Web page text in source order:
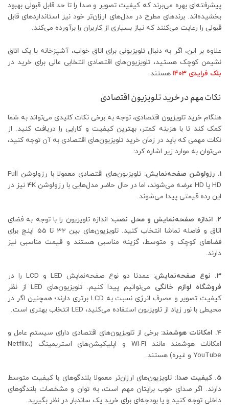
پیشرفته‌ای بهره می‌برند که کیفیت تصویر و صدا را تا حد قابل قبولی بهبود
بخشیده‌اند. برندهای مطرح در مدل‌های ارزان‌تر خود نیز استانداردهای قابل
قبولی را رعایت می‌کنند که نیاز بسیاری از کاربران را برآورده می‌کند.
علاوه بر این، اگر به دنبال تلویزیونی برای اتاق خواب، آشپزخانه یا یک اتاق
نشیمن کوچک هستید، تلویزیون‌های اقتصادی انتخابی عالی برای خرید در
بلک فرایدی ۱۴۰۳
هستند.
نکات مهم در خرید تلویزیون اقتصادی
هنگام خرید تلویزیون اقتصادی، توجه به برخی نکات کلیدی می‌تواند به شما
کمک کند تا با هزینه کمتر، بهترین کیفیت و کارایی را دریافت کنید. از
نکات مهمی که باید در زمان خرید تلویزیون‌های اقتصادی به آن توجه کنید،
می‌توان به موارد زیر اشاره کرد:
1. رزولوشن صفحه‌نمایش:
تلویزیون‌های اقتصادی معمولا با رزولوشن Full
HD یا HD عرضه می‌شوند، اما در حال حاضر مدل‌هایی با رزولوشن 4K نیز در
این رده قیمتی پیدا می‌شوند.
2. اندازه صفحه‌نمایش و محل نصب:
اندازه تلویزیون را با توجه به فضای
اتاق و فاصله تماشا انتخاب کنید. تلویزیون‌های بین 32 تا 55 اینچ برای
فضاهای کوچک و متوسط، گزینه مناسبی هستند و قیمت مناسبی نیز
دارند.
3. نوع صفحه‌نمایش:
عمدتا دو نوع صفحه‌نمایش LED و LCD را در
فروشگاه لوازم خانگی
می‌توانیم پیدا کنیم. تلویزیون‌های LED از نظر
کیفیت تصویر و مصرف انرژی نسبت به LCD برتری دارند؛ همچنین اگر در
محیطی با نور زیاد از تلویزیون استفاده می‌کنید، LED انتخاب بهتری است.
4. امکانات هوشمند:
برخی از تلویزیون‌های اقتصادی دارای سیستم عامل و
امکانات هوشمند مانند Wi-Fi و اپلیکیشن‌های استریمینگ (Netflix،
YouTube و غیره) هستند.
5. کیفیت صدا:
تلویزیون‌های ارزان‌تر معمولا بلندگوهای با کیفیت متوسط
دارند. اگر صدای خوب برایتان مهم است، به توان و مشخصات بلندگوهای
داخلی توجه کنید و یا بودجه‌ای برای خرید یک ساندبار در نظر بگیرید.